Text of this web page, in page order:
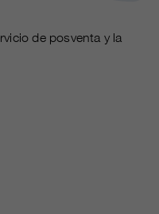
de posventa y la